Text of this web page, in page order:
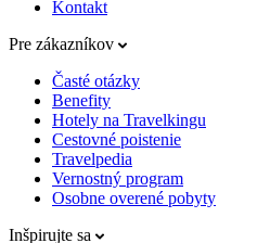
Kontakt
Pre zákazníkov
Časté otázky
Benefity
Hotely na Travelkingu
Cestovné poistenie
Travelpedia
Vernostný program
Osobne overené pobyty
Inšpirujte sa